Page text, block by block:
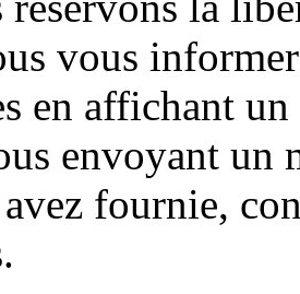
vous
en affichant
envoyant un
fournie,